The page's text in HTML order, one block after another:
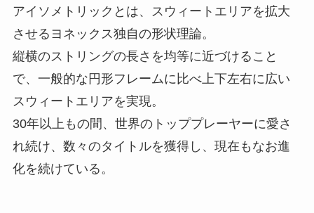
アイソメトリックとは、スウィートエリアを拡大
させるヨネックス独自の形状理論。
縦横のストリングの長さを均等に近づけること
で、一般的な円形フレームに比べ上下左右に広い
スウィートエリアを実現。
30年以上もの間、世界のトッププレーヤーに愛さ
れ続け、数々のタイトルを獲得し、現在もなお進
化を続けている。